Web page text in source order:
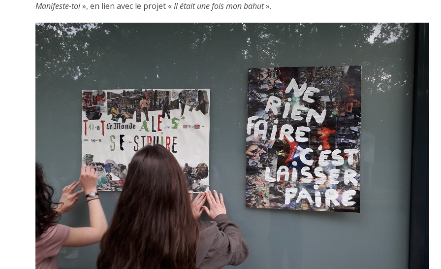
Manifeste-toi», en lien avec le projet «Il était une fois mon bahut».